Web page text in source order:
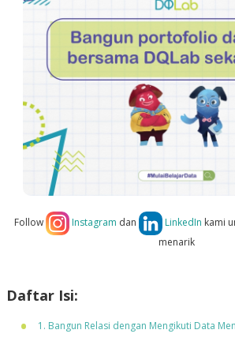
Follow Instagram dan LinkedIn kami
menarik
Daftar Isi:
1. Bangun Relasi dengan Mengikuti Data